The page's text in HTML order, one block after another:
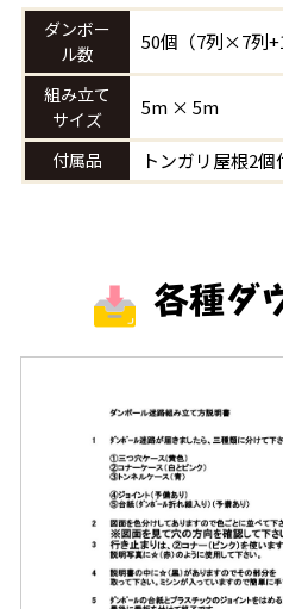
ダンボー
ル数
50個（7列×7列+1
組み立て
サイズ
5m × 5m
付属品 トンガリ屋根2
各種ダ